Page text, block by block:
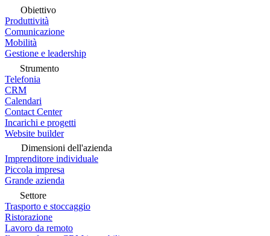
Obiettivo
Produttività
Comunicazione
Mobilità
Gestione e leadership
Strumento
Telefonia
CRM
Calendari
Contact Center
Incarichi e progetti
Website builder
Dimensioni dell'azienda
Imprenditore individuale
Piccola impresa
Grande azienda
Settore
Trasporto e stoccaggio
Ristorazione
Lavoro da remoto